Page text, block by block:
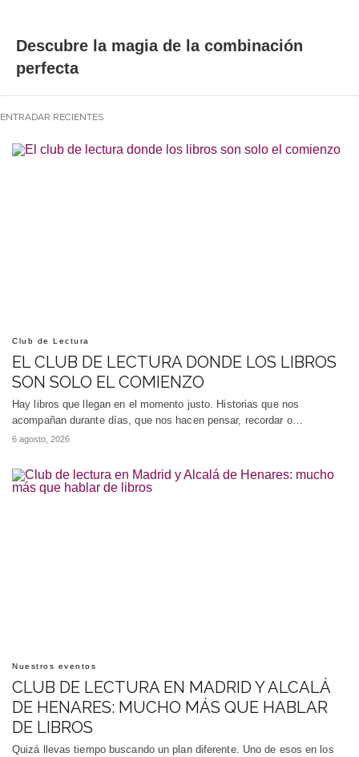
Descubre la magia de la combinación
perfecta
ENTRADAR RECIENTES
Club de Lectura
EL CLUB DE LECTURA DONDE LOS LIBROS
SON SOLO EL COMIENZO
Hay libros que llegan en el momento justo. Historias que nos
acompañan durante días, que nos hacen pensar, recordar o…
6 agosto, 2026
Nuestros eventos
CLUB DE LECTURA EN MADRID Y ALCALÁ
DE HENARES: MUCHO MÁS QUE HABLAR
DE LIBROS
Quizá llevas tiempo buscando un plan diferente. Uno de esos en los